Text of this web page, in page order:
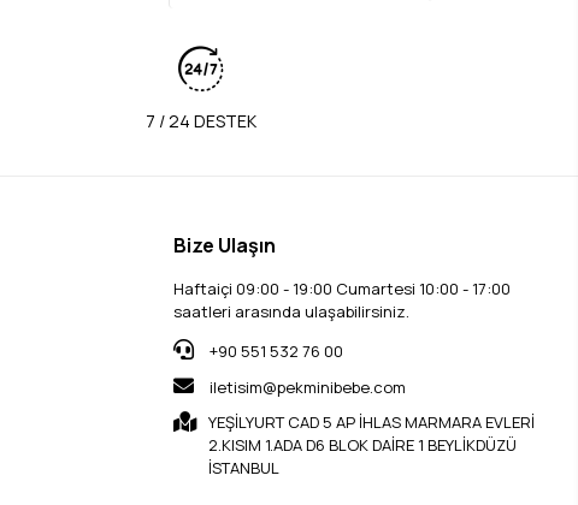
7 / 24 DESTEK
Bize Ulaşın
Haftaiçi 09:00 - 19:00 Cumartesi 10:00 - 17:00
saatleri arasında ulaşabilirsiniz.
+90 551 532 76 00
iletisim@pekminibebe.com
YEŞİLYURT CAD 5 AP İHLAS MARMARA EVLERİ
2.KISIM 1.ADA D6 BLOK DAİRE 1 BEYLİKDÜZÜ
İSTANBUL